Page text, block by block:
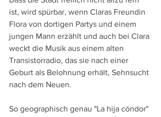
ist, wird spürbar, wenn Claras Freundin
Flora von dortigen Partys und einem
jungen Mann erzählt und auch bei Clara
weckt die Musik aus einem alten
Transistorradio, das sie nach einer
Geburt als Belohnung erhält, Sehnsucht
nach dem Neuen.
So geographisch genau "La hija cóndor"